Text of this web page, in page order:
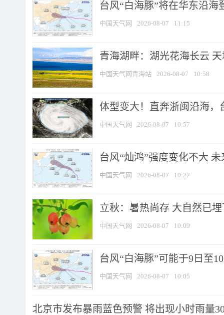
台风“白海豚”将在华东沿
中国天气网 2026-08-07 11:15
青海湖畔：湖光花海长云
中国天气网青海站 2026-08-07 10:58
体型变大！直奔浙闽沿海，
中国天气网 2026-08-07 10:57
台风“灿鸿”强度变化不大
中国天气网 2026-08-07 10:27
立秋：暑热尚存 大自然已
中国天气网 2026-08-07 10:09
台风“白海豚”可能于9日至
中国天气网 2026-08-07 10:05
北京市发布暴雨蓝色预警 将出现小时雨量